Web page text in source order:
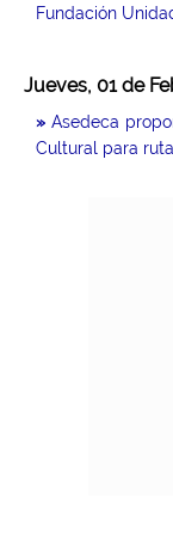
Fundación
Jueves, 01 de
» Asedeca
Cultural para